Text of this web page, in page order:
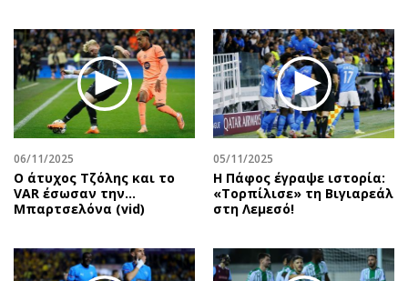
Προεδρικές 2023
Δημοσκοπήσεις
Διπλωματία
Αθλητισμός
Κύπρος
Ελλάδα
Διεθνή
Κληρώσεις Allwyn
Οικονομία
Πωλούνται
Ζητούν εργασία
Θέσεις εργασίας
Geek
Νέα
Κινητά-tablets
Social
Αυτοκίνηση
Πολιτική
06/11/2025
Ο άτυχος Τζόλης και το
VAR έσωσαν την…
Μπαρτσελόνα (vid)
05/11/2025
Η Πάφος έγραψε ιστορία:
«Τορπίλισε» τη Βιγιαρεάλ
στη Λεμεσό!